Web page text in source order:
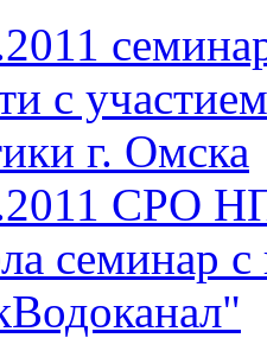
с
г. Омска
СРО
семинар